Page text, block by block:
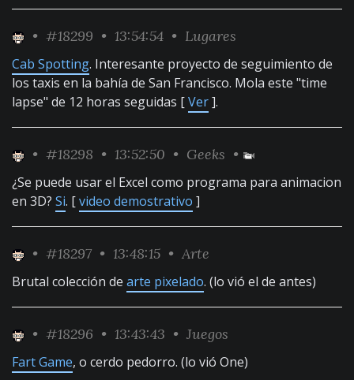
• #18299 • 13:54:54 • Lugares
Cab Spotting. Interesante proyecto de seguimiento de
los taxis en la bahía de San Francisco. Mola este "time
lapse" de 12 horas seguidas [Ver].
• #18298 • 13:52:50 • Geeks •
¿Se puede usar el Excel como programa para animacion
en 3D? Si. [video demostrativo ]
• #18297 • 13:48:15 • Arte
Brutal colección de arte pixelado. (lo vió el de antes)
• #18296 • 13:43:43 • Juegos
Fart Game, o cerdo pedorro. (lo vió One)